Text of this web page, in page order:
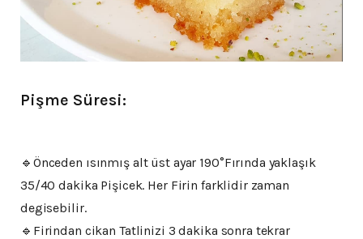
Pişme Süresi:
🔹️Önceden ısınmış alt üst ayar 190°Fırında yaklaşık
35/40 dakika Pişicek. Her Firin farklidir zaman
degisebilir.
🔹️Firindan cikan Tatlinizi 3 dakika sonra tekrar